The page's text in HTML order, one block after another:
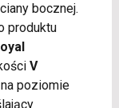
bocznej.
produktu
V
poziomie